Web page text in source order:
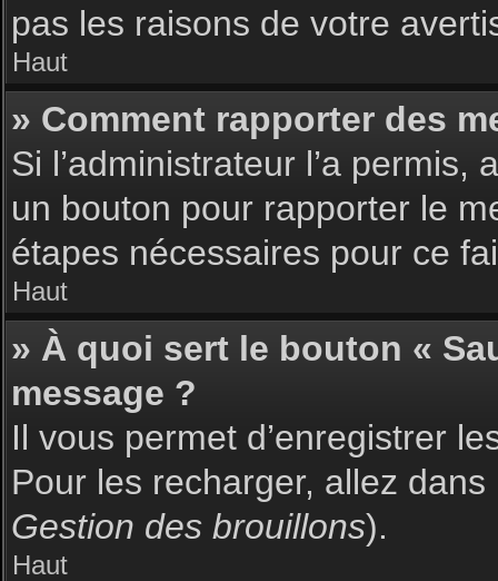
pas les raisons de votre
Haut
» Comment rapporter des
Si l’administrateur l’a
un bouton pour rapporter le
étapes nécessaires pour ce
Haut
» À quoi sert le bouton «
message ?
Il vous permet d’enregistrer
Pour les recharger, allez
Gestion des brouillons).
Haut